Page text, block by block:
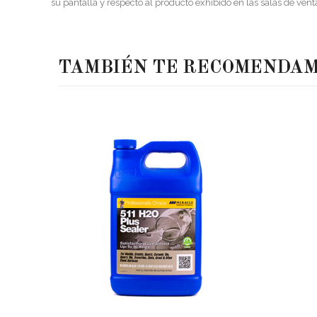
su pantalla y respecto al producto exhibido en las salas de
TAMBIÉN TE